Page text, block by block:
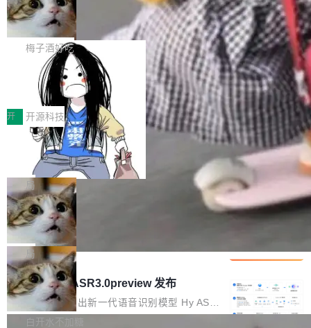
有云模型能够满足快速试用和效率提升的需求。
但对于金融、能源、医疗等对数据安全要求较...
让AI用起来，还要进一步看清混合算力时代下，
Token花在哪里、算力是否被充分利用，以及持
续增长的AI成本该如何优化。 深信服AI算力网关
正是围绕这些实际问题，从Token治理和成本治
理两个方面，让用户的每一份算力都看得清、管
得住、用得稳、省得下、更安全！ 一、从现在开
始，Token使用一目...
ean 在 Google 工作了 27 年后，宣布离职。 他
不是一个人走。一同离开的还有 Sanjay Ghema
wat（Google 员工编号 23，Jeff Dean 二十多
年的编程搭档，MapReduce 和 Bigtable 的共同
作者）、Quoc Le（Google 大脑核心成员，Se
q2Seq 和 DocAI 的共同发明人）以及 Oriol Vin
yals（Gemini 联合负责人，AlphaSta...
🔥 SolonCode v2026.8.4 发布：界面
字体可调、22 种语言、记忆搜索增强
打开终端就能上岗的全中文编码智能体，这一轮
把「看得清、用母语、记得住」三件事一次补
齐。 SolonCode 是什么 SolonCode 是杭州无
耳科技研发的企业级终端编码智能体——一位全
中文驱动的数字员工，自主理解需求、规划步
骤、编写代码。不挑模型、不挑平台，curl 一行
装完即用。 开源地址：Gitee · GitCode · GitHu
b 安装 支持 Java 8+（8~26）、macOS / Linu
x / Windows / Harmony PC。 # macOS / Linu
x / Harmony PC curl -fsSL https://solon.noea
r.org/solon...
梅子酒好吃
让“代码语义理解”深度释放AI Coding
价值潜能：华为云码道（CodeArts）
代码仓技术解析
一、代码仓深度理解技术的作用与价值 在软件工
程实践中，代码仓是企业核心知识资产的主要载
体。企业级代码仓库通常包含数十万乃至数百万
个文件，其规模远超单次模型调用可承载的上下
文窗口。随着项目规模的持续扩张与代码历史的
不断累积，代码仓中的模块关系、接口契约、业
务逻辑等关键信息往往分散于数十乃至数百个文
件之中，形成高度复杂的知识关联网络。传统的
代码检索手段（如关键词匹配、目录遍历）仅能
在语法层面完成文本定位，难以触及代码的语义
内涵与结构关联，导致开发者使用代码智能体在
理解大规模代码仓时面临显著"代码仓理解"瓶
颈。 代码仓深度理解服务（以下简称" CodeBas
e深度理解服务"）是华为云码道（CodeA...
开 开源科技
一条“删库”命令跑 17 小时，算法工程
师删光 89TB 数据只为干私活
最高人民检察院8月4日公布了一起案件：北京一
名90后算法工程师王某，为了给自己接的私活腾
服务器空间，删光了公司AI游戏部门的全部核心
数据。 王某2024年1月入职东城区某科技公司AI
短剧部门，有互联网大厂背景。在公司内部架构
调整期间，部门三次通知全员将数据从A集群迁
移到B集群，王某都回复了"收到"。 他没有迁移
数据。2024年9月3日下午4点，他使用此前登录
的账号密码进入A集群，输入了一条被程序员圈
称为"删库跑路"的命令——最高管理员权限、无
局
Cloudflare 分享推理优化实践：KV ca
che 量化 + 权重压缩，吞吐量提升 4
1%，成本降 30%
Kimi 和 GLM 是当前最强的大模型系列之一，但
它们有一个共同的问题：太吃显存了。月之暗面
的 Kimi K 系列和智谱的 GLM 都是长上下文、M
oE 架构的大模型，好用到让人上瘾，但 GPU 显
存永远不够用。 Cloudflare 的 Workers AI 团队
一直在跑这些模型的推理。他们在官方博客上发
局
腾讯混元 Hy ASR3.0preview 发布
腾讯混元正式推出新一代语音识别模型 Hy ASR
3.0preview。基于最新一代大语言模型 Hy3 的
白开水不加糖